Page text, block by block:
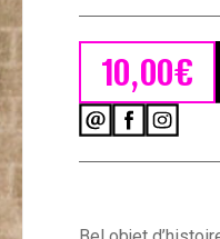
10,00€